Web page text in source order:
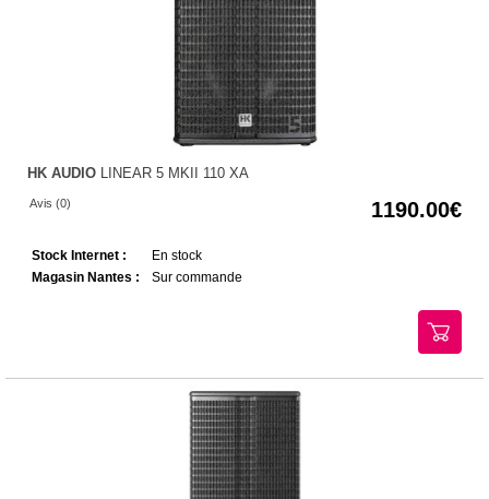
HK AUDIO LINEAR 5 MKII 110 XA
Avis (0) 1190.00
Stock Internet :
En stock
Magasin Nantes :
Sur commande